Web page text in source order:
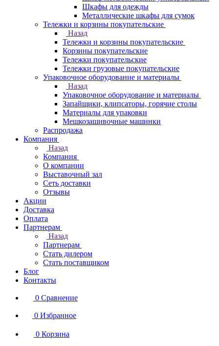
Шкафы для одежды
Металлические шкафы для сумок
Тележки и корзины покупательские
Назад
Тележки и корзины покупательские
Корзины покупательские
Тележки покупательские
Тележки грузовые покупательские
Упаковочное оборудование и материалы
Назад
Упаковочное оборудование и материалы
Запайщики, клипсаторы, горячие столы
Материалы для упаковки
Мешкозашивочные машинки
Распродажа
Компания
Назад
Компания
О компании
Выставочный зал
Сеть доставки
Отзывы
Акции
Доставка
Оплата
Партнерам
Назад
Партнерам
Стать дилером
Стать поставщиком
Блог
Контакты
0 Сравнение
0 Избранное
0 Корзина